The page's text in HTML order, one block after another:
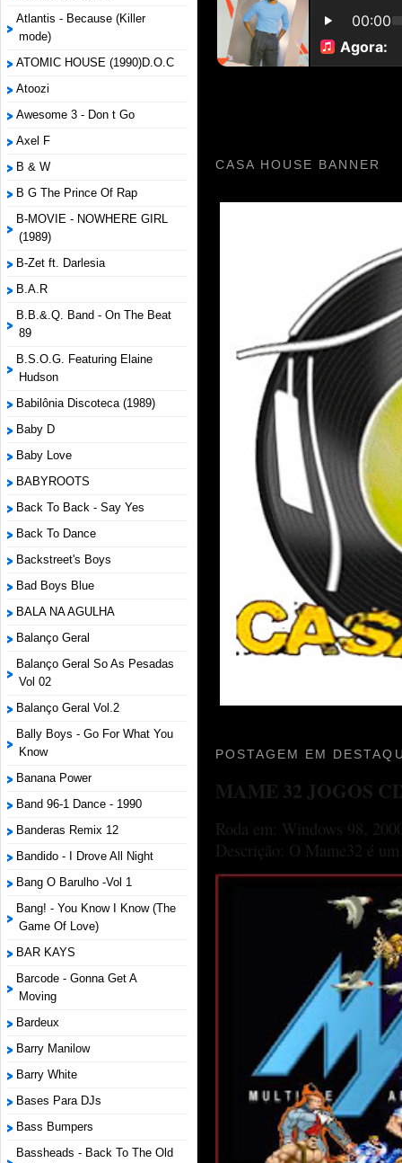
Atlantis - Because (Killer
mode)
ATOMIC HOUSE (1990)D.O.C
Atoozi
Awesome 3 - Don t Go
Axel F
B & W
B G The Prince Of Rap
B-MOVIE - NOWHERE GIRL
(1989)
B-Zet ft. Darlesia
B.A.R
B.B.&.Q. Band - On The Beat
89
B.S.O.G. Featuring Elaine
Hudson
Babilônia Discoteca (1989)
Baby D
Baby Love
BABYROOTS
Back To Back - Say Yes
Back To Dance
Backstreet's Boys
Bad Boys Blue
BALA NA AGULHA
Balanço Geral
Balanço Geral So As Pesadas
Vol 02
Balanço Geral Vol.2
Bally Boys - Go For What You
Know
Banana Power
Band 96-1 Dance - 1990
Banderas Remix 12
Bandido - I Drove All Night
Bang O Barulho -Vol 1
Bang! - You Know I Know (The
Game Of Love)
BAR KAYS
Barcode - Gonna Get A
Moving
Bardeux
Barry Manilow
Barry White
Bases Para DJs
Bass Bumpers
Bassheads - Back To The Old
CASA HOUSE BANNER
POSTAGEM EM
MAME 32 JOGOS
Roda em: Windows 98,
Descrição: O Mame32 é